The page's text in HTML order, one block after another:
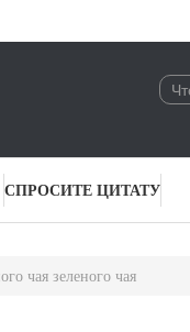
СПРОСИТЕ ЦИТАТУ
чая зеленого чая